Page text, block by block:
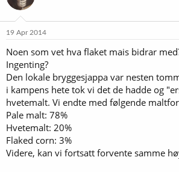
19 Apr 2014
Noen som vet hva flaket mais bidrar
Ingenting?
Den lokale bryggesjappa var nesten
i kampens hete tok vi det de hadde og
hvetemalt. Vi endte med følgende
Pale malt: 78%
Hvetemalt: 20%
Flaked corn: 3%
Videre, kan vi fortsatt forvente samme